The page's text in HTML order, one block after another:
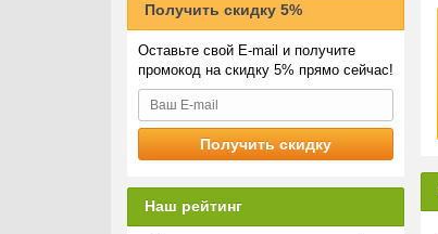
Получить скидку 5%
Оставьте свой E-mail и получите
промокод на скидку 5% прямо сейчас!
Наш рейтинг